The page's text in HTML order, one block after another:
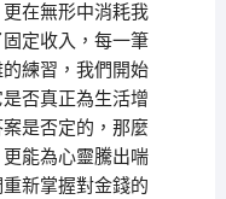
在無形中消耗我
定收入，每一筆
練習，我們開始
否真正為生活增
是否定的，那麼
能為心靈騰出喘
新掌握對金錢的